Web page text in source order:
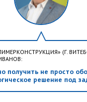
(Г.
получить не просто
решение под